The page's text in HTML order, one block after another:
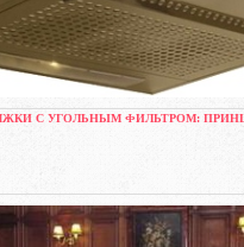
С УГОЛЬНЫМ ФИЛЬТРОМ: